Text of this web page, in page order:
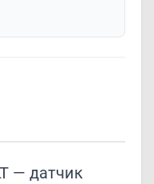
— датчик